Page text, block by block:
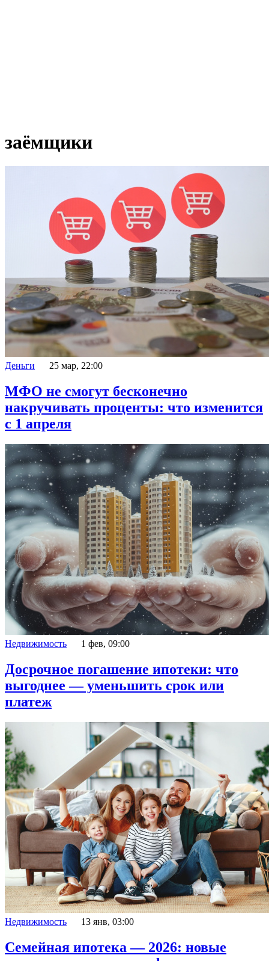
заёмщики
Деньги 25 мар, 22:00
МФО не смогут бесконечно
накручивать проценты: что изменится
с 1 апреля
Недвижимость 1 фев, 09:00
Досрочное погашение ипотеки: что
выгоднее — уменьшить срок или
платеж
Недвижимость 13 янв, 03:00
Семейная ипотека — 2026: новые